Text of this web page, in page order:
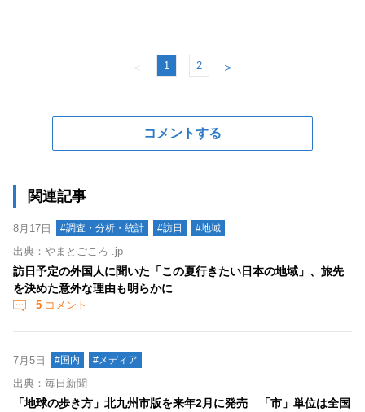
＜ 1 2 ＞
コメントする
関連記事
8月17日 #調査・分析・統計 #訪日 #地域
出典：やまとごころ .jp
訪日予定の外国人に聞いた「この夏行きたい日本の地域」、旅先
を決めた意外な理由も明らかに
5 コメント
7月5日 #国内 #メディア
出典：毎日新聞
「地球の歩き方」北九州市版を来年2月に発売 「市」単位は全国